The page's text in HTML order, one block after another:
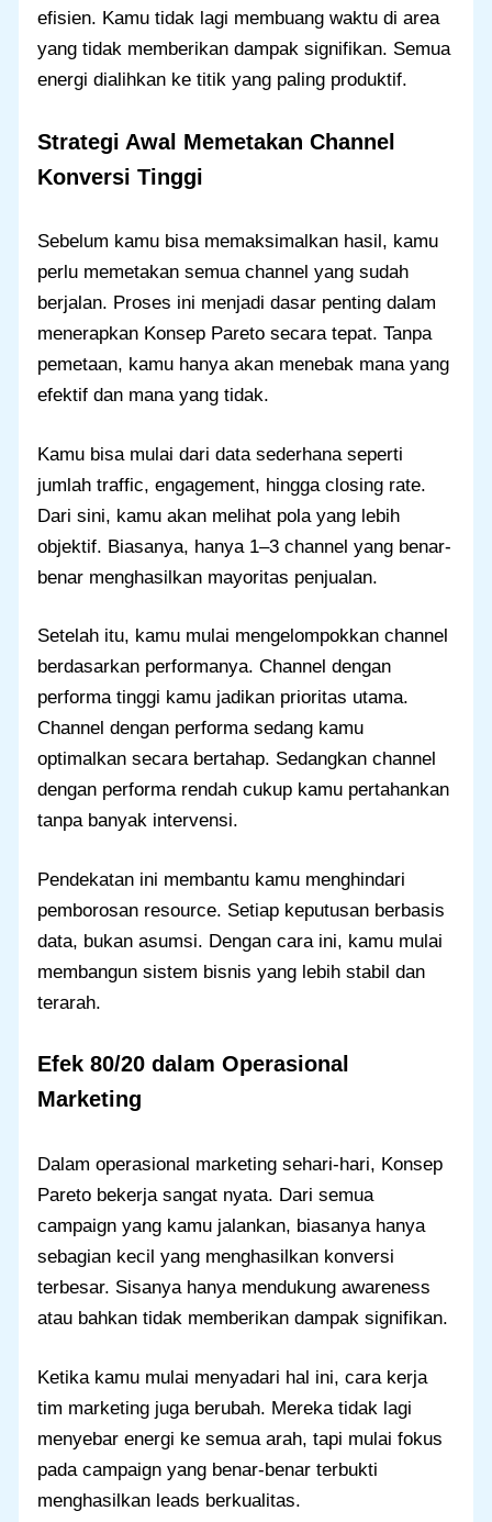
efisien. Kamu tidak lagi membuang waktu di area
yang tidak memberikan dampak signifikan. Semua
energi dialihkan ke titik yang paling produktif.
Strategi Awal Memetakan Channel
Konversi Tinggi
Sebelum kamu bisa memaksimalkan hasil, kamu
perlu memetakan semua channel yang sudah
berjalan. Proses ini menjadi dasar penting dalam
menerapkan Konsep Pareto secara tepat. Tanpa
pemetaan, kamu hanya akan menebak mana yang
efektif dan mana yang tidak.
Kamu bisa mulai dari data sederhana seperti
jumlah traffic, engagement, hingga closing rate.
Dari sini, kamu akan melihat pola yang lebih
objektif. Biasanya, hanya 1–3 channel yang benar-
benar menghasilkan mayoritas penjualan.
Setelah itu, kamu mulai mengelompokkan channel
berdasarkan performanya. Channel dengan
performa tinggi kamu jadikan prioritas utama.
Channel dengan performa sedang kamu
optimalkan secara bertahap. Sedangkan channel
dengan performa rendah cukup kamu pertahankan
tanpa banyak intervensi.
Pendekatan ini membantu kamu menghindari
pemborosan resource. Setiap keputusan berbasis
data, bukan asumsi. Dengan cara ini, kamu mulai
membangun sistem bisnis yang lebih stabil dan
terarah.
Efek 80/20 dalam Operasional
Marketing
Dalam operasional marketing sehari-hari, Konsep
Pareto bekerja sangat nyata. Dari semua
campaign yang kamu jalankan, biasanya hanya
sebagian kecil yang menghasilkan konversi
terbesar. Sisanya hanya mendukung awareness
atau bahkan tidak memberikan dampak signifikan.
Ketika kamu mulai menyadari hal ini, cara kerja
tim marketing juga berubah. Mereka tidak lagi
menyebar energi ke semua arah, tapi mulai fokus
pada campaign yang benar-benar terbukti
menghasilkan leads berkualitas.